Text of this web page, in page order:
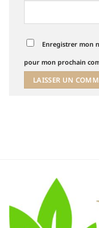
Enregistrer mon
pour mon prochain